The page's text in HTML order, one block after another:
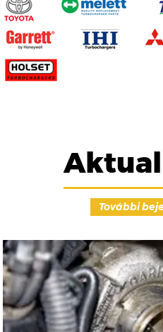
További